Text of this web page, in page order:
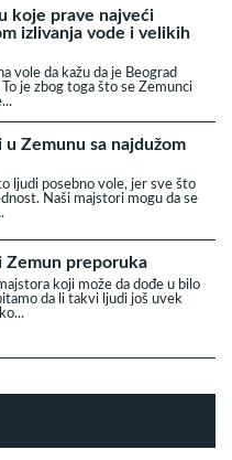
koje prave najveći
izlivanja vode i velikih
vole da kažu da je Beograd
je zbog toga što se Zemunci
Zemunu sa najdužom
ljudi posebno vole, jer sve što
Naši majstori mogu da se
Zemun preporuka
koji može da dođe u bilo
da li takvi ljudi još uvek